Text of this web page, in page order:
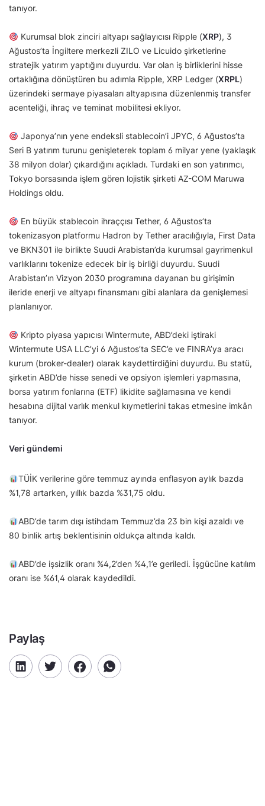
tanıyor.
Kurumsal blok zinciri altyapı sağlayıcısı Ripple (XRP), 3
Ağustos’ta İngiltere merkezli ZILO ve Licuido şirketlerine
stratejik yatırım yaptığını duyurdu. Var olan iş birliklerini hisse
ortaklığına dönüştüren bu adımla Ripple, XRP Ledger (XRPL)
üzerindeki sermaye piyasaları altyapısına düzenlenmiş transfer
acenteliği, ihraç ve teminat mobilitesi ekliyor.
Japonya’nın yene endeksli stablecoin’i JPYC, 6 Ağustos’ta
Seri B yatırım turunu genişleterek toplam 6 milyar yene (yaklaşık
38 milyon dolar) çıkardığını açıkladı. Turdaki en son yatırımcı,
Tokyo borsasında işlem gören lojistik şirketi AZ-COM Maruwa
Holdings oldu.
En büyük stablecoin ihraççısı Tether, 6 Ağustos’ta
tokenizasyon platformu Hadron by Tether aracılığıyla, First Data
ve BKN301 ile birlikte Suudi Arabistan’da kurumsal gayrimenkul
varlıklarını tokenize edecek bir iş birliği duyurdu. Suudi
Arabistan’ın Vizyon 2030 programına dayanan bu girişimin
ileride enerji ve altyapı finansmanı gibi alanlara da genişlemesi
planlanıyor.
Kripto piyasa yapıcısı Wintermute, ABD’deki iştiraki
Wintermute USA LLC’yi 6 Ağustos’ta SEC’e ve FINRA’ya aracı
kurum (broker-dealer) olarak kaydettirdiğini duyurdu. Bu statü,
şirketin ABD’de hisse senedi ve opsiyon işlemleri yapmasına,
borsa yatırım fonlarına (ETF) likidite sağlamasına ve kendi
hesabına dijital varlık menkul kıymetlerini takas etmesine imkân
tanıyor.
Veri gündemi
TÜİK verilerine göre temmuz ayında enflasyon aylık bazda
%1,78 artarken, yıllık bazda %31,75 oldu.
ABD’de tarım dışı istihdam Temmuz’da 23 bin kişi azaldı ve
80 binlik artış beklentisinin oldukça altında kaldı.
ABD’de işsizlik oranı %4,2’den %4,1’e geriledi. İşgücüne katılım
oranı ise %61,4 olarak kaydedildi.
Paylaş